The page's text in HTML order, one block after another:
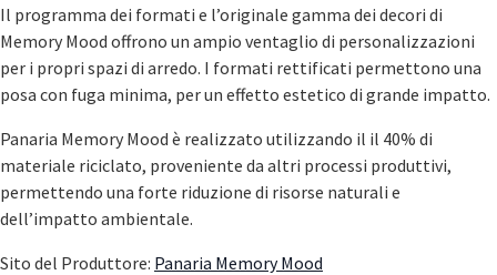
Il programma dei formati e l’originale gamma dei decori di
Memory Mood offrono un ampio ventaglio di personalizzazioni
per i propri spazi di arredo. I formati rettificati permettono una
posa con fuga minima, per un effetto estetico di grande impatto.
Panaria Memory Mood è realizzato utilizzando il il 40% di
materiale riciclato, proveniente da altri processi produttivi,
permettendo una forte riduzione di risorse naturali e
dell’impatto ambientale.
Sito del Produttore: Panaria Memory Mood